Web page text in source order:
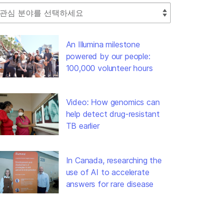
Filter
An Illumina milestone
powered by our people:
100,000 volunteer hours
Video: How genomics can
help detect drug-resistant
TB earlier
In Canada, researching the
use of AI to accelerate
answers for rare disease